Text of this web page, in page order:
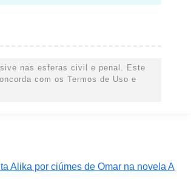
nas esferas civil e penal. Este
com os Termos de Uso e